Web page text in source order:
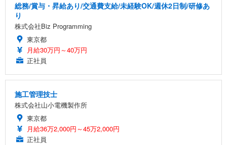
総務/賞与・昇給あり/交通費支給/未経験OK/週休2日制/研修あ
り
株式会社Biz Programming
東京都
月給30万円～40万円
正社員
施工管理技士
株式会社山小電機製作所
東京都
月給36万2,000円～45万2,000円
正社員